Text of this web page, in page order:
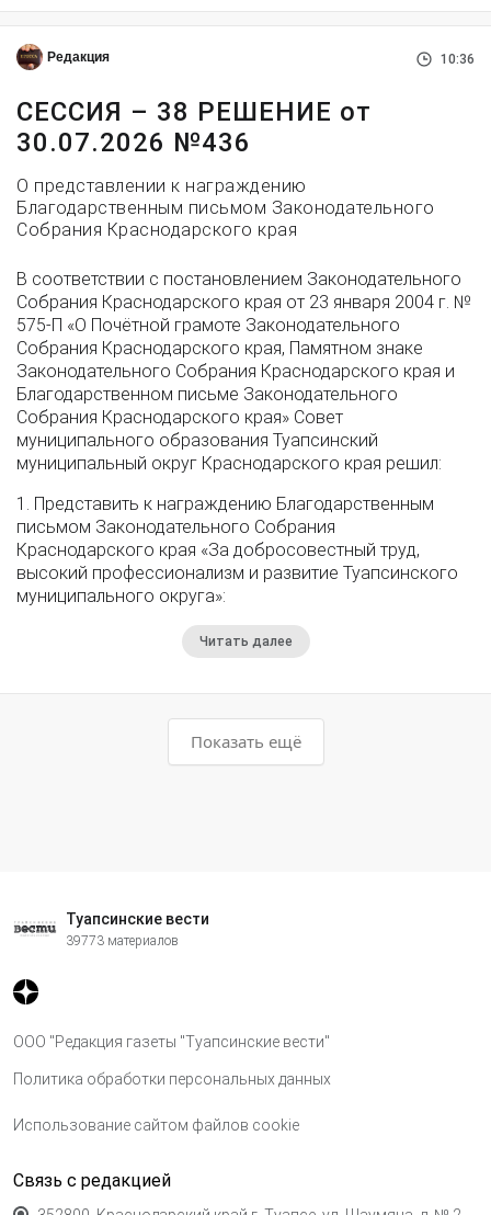
Редакция 10:36
СЕССИЯ – 38 РЕШЕНИЕ от
30.07.2026 №436
О представлении к награждению
Благодарственным письмом Законодательного
Собрания Краснодарского края
В соответствии с постановлением Законодательного
Собрания Краснодарского края от 23 января 2004 г. №
575-П «О Почётной грамоте Законодательного
Собрания Краснодарского края, Памятном знаке
Законодательного Собрания Краснодарского края и
Благодарственном письме Законодательного
Собрания Краснодарского края» Совет
муниципального образования Туапсинский
муниципальный округ Краснодарского края решил:
1. Представить к награждению Благодарственным
письмом Законодательного Собрания
Краснодарского края «За добросовестный труд,
высокий профессионализм и развитие Туапсинского
муниципального округа»:
Читать далее
Показать ещё
Туапсинские вести
39773 материалов
ООО "Редакция газеты "Туапсинские вести"
Политика обработки персональных данных
Использование сайтом файлов cookie
Связь с редакцией